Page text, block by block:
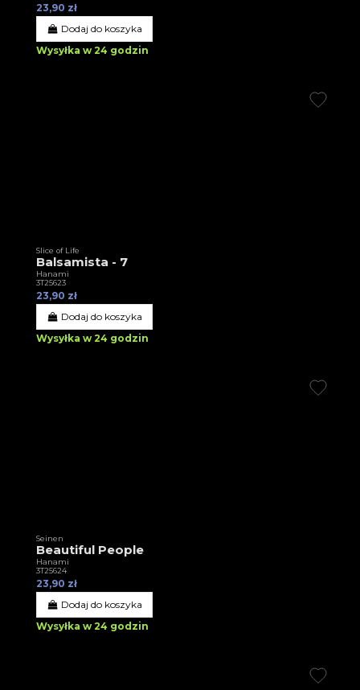
23,90 zł
Dodaj do koszyka
Wysyłka w 24 godzin
Slice of Life
Balsamista - 7
Hanami
3T25623
23,90 zł
Dodaj do koszyka
Wysyłka w 24 godzin
Seinen
Beautiful People
Hanami
3T25624
23,90 zł
Dodaj do koszyka
Wysyłka w 24 godzin